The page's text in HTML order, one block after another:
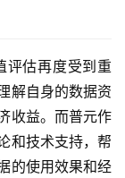
评估再度受到重
解自身的数据资
收益。而普元作
和技术支持，帮
的使用效果和经